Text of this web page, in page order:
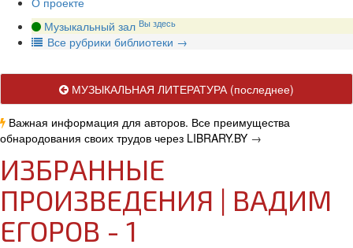
Музыкальный зал Вы здесь
Все рубрики библиотеки →
МУЗЫКАЛЬНАЯ ЛИТЕРАТУРА(последнее)
Важная информация для авторов. Все преимущества
обнародования своих трудов через LIBRARY.BY →
ИЗБРАННЫЕ
ПРОИЗВЕДЕНИЯ | ВАДИМ
ЕГОРОВ - 1